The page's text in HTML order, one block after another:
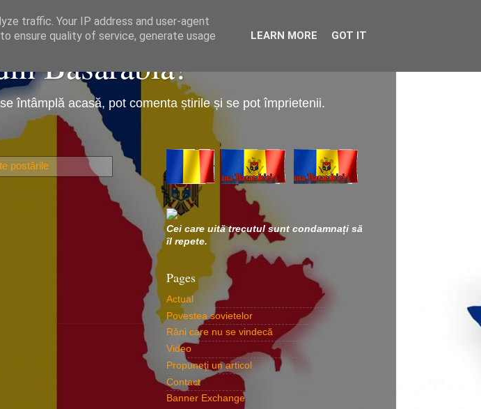
Basarabia!
întâmplă acasă, pot comenta știrile și se pot împrietenii.
postările
Cei care uită trecutul sunt condamnați să
îl repete.
Pages
Actual
Povestea sovietelor
Răni care nu se vindecă
Video
Propuneţi un articol
Contact
Banner Exchange
traffic. Your IP address and user-agent
ensure quality of service, generate usage
LEARN MORE GOT IT